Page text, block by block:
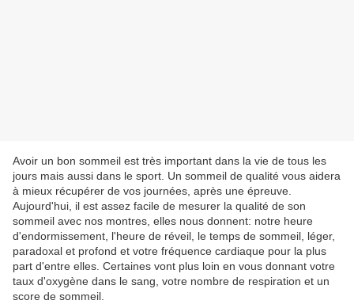
Avoir un bon sommeil est très important dans la vie de tous les
jours mais aussi dans le sport. Un sommeil de qualité vous aidera
à mieux récupérer de vos journées, après une épreuve.
Aujourd'hui, il est assez facile de mesurer la qualité de son
sommeil avec nos montres, elles nous donnent: notre heure
d'endormissement, l'heure de réveil, le temps de sommeil, léger,
paradoxal et profond et votre fréquence cardiaque pour la plus
part d'entre elles. Certaines vont plus loin en vous donnant votre
taux d'oxygène dans le sang, votre nombre de respiration et un
score de sommeil.